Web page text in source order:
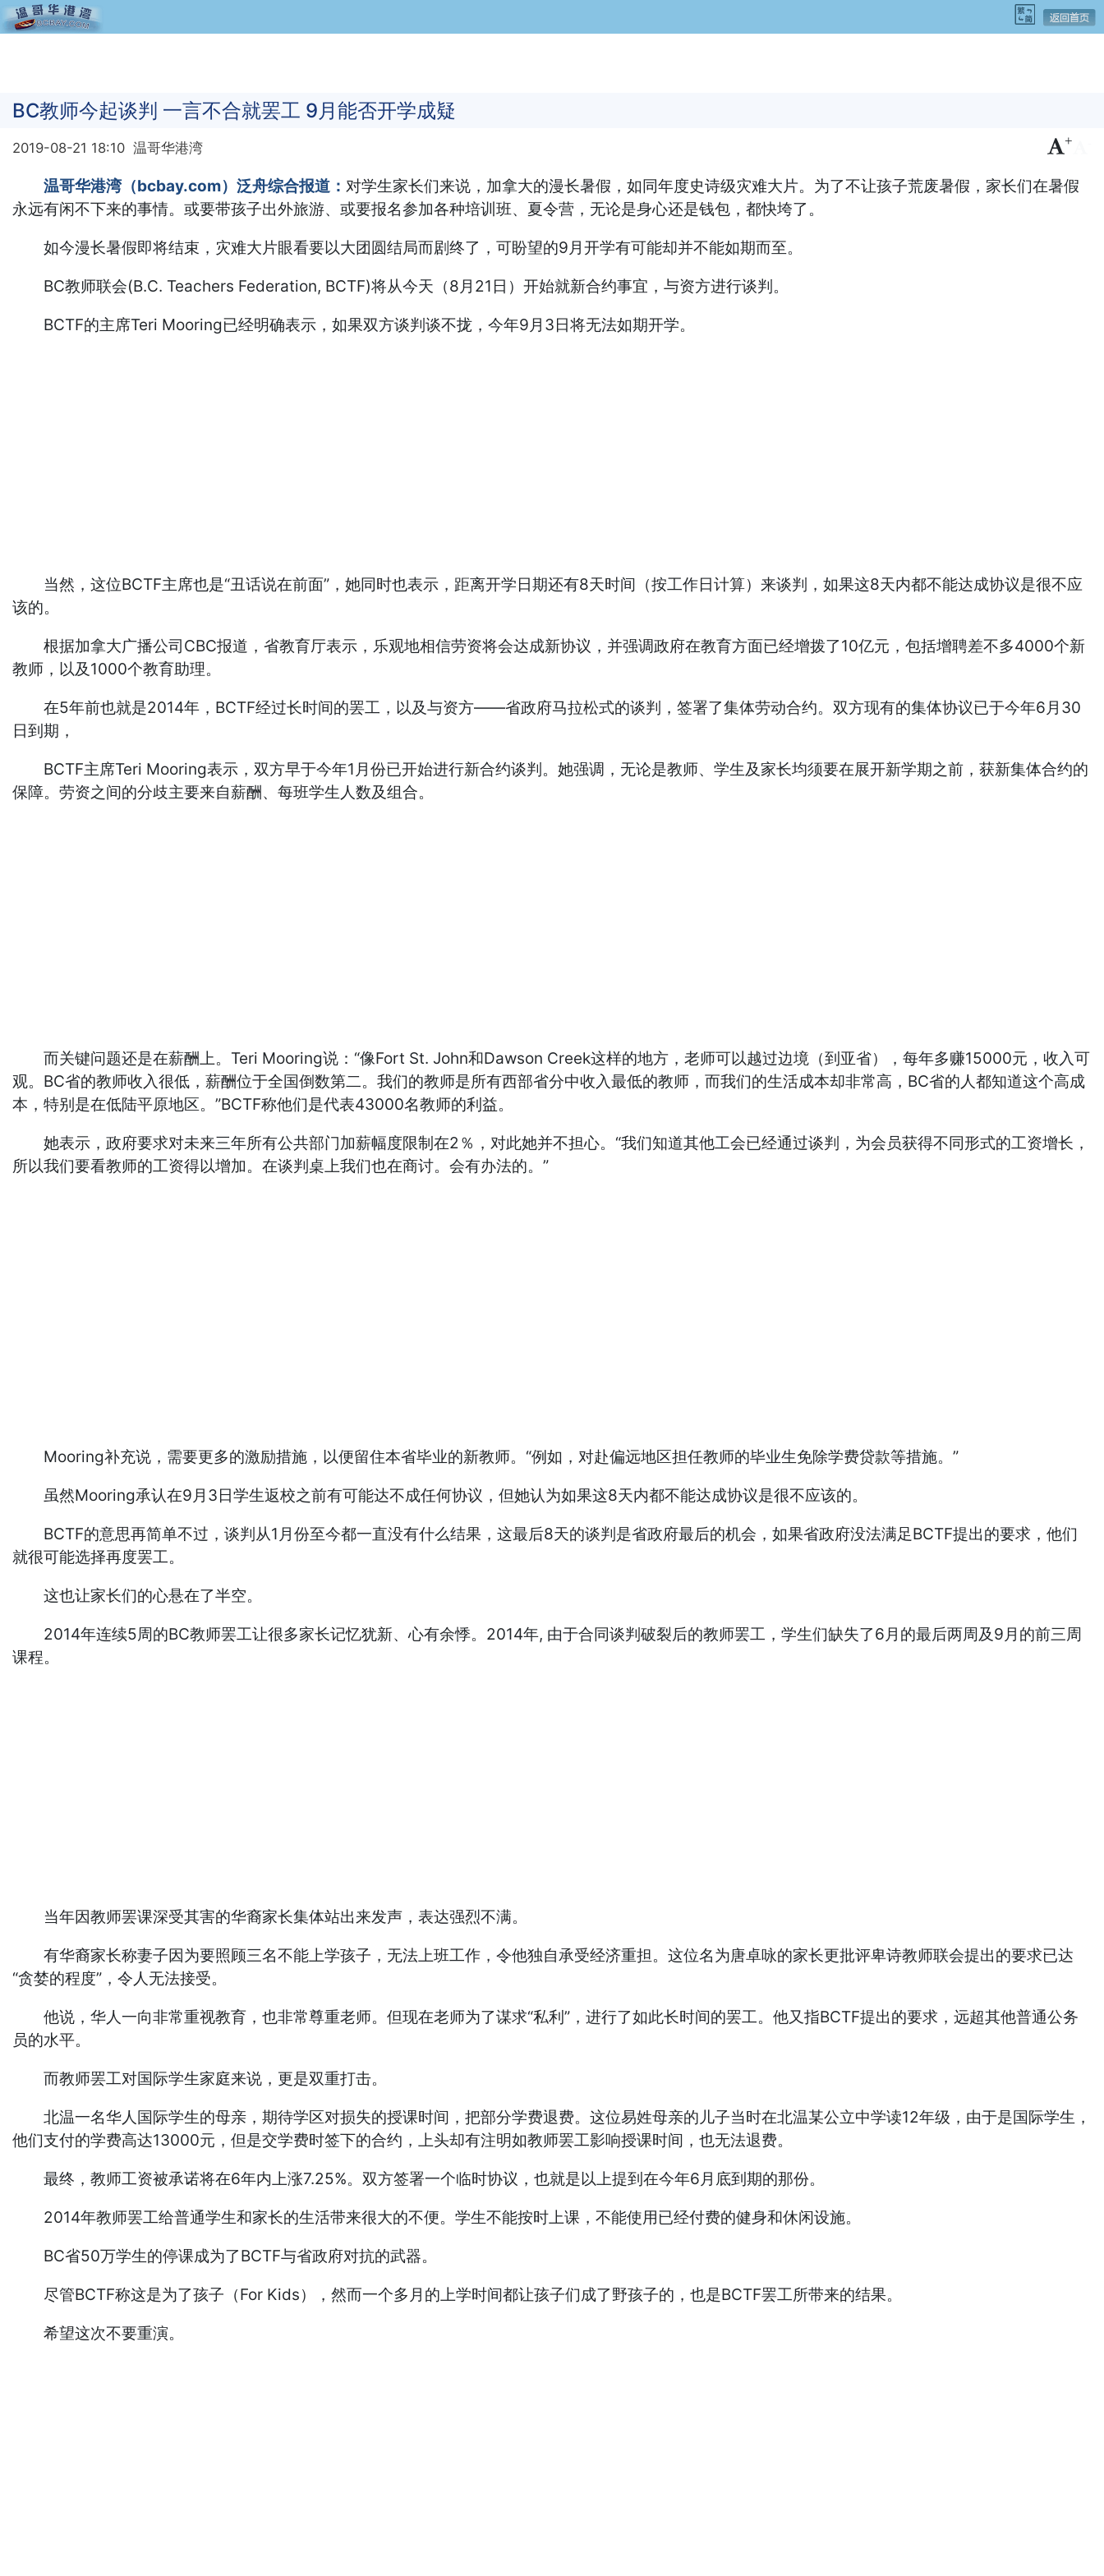
BC教师今起谈判 一言不合就罢工 9月能否开学成疑
2019-08-21 18:10 温哥华港湾 +
温哥华港湾（bcbay.com）泛舟综合报道：对学生家长们来说，加拿大的漫长暑假，如同年度史诗级灾难大片。为了不让孩子荒废暑假，家长们在暑假
永远有闲不下来的事情。或要带孩子出外旅游、或要报名参加各种培训班、夏令营，无论是身心还是钱包，都快垮了。
如今漫长暑假即将结束，灾难大片眼看要以大团圆结局而剧终了，可盼望的9月开学有可能却并不能如期而至。
BC教师联会(B.C. Teachers Federation, BCTF)将从今天（8月21日）开始就新合约事宜，与资方进行谈判。
BCTF的主席Teri Mooring已经明确表示，如果双方谈判谈不拢，今年9月3日将无法如期开学。
当然，这位BCTF主席也是“丑话说在前面”，她同时也表示，距离开学日期还有8天时间（按工作日计算）来谈判，如果这8天内都不能达成协议是很不应
该的。
根据加拿大广播公司CBC报道，省教育厅表示，乐观地相信劳资将会达成新协议，并强调政府在教育方面已经增拨了10亿元，包括增聘差不多4000个新
教师，以及1000个教育助理。
在5年前也就是2014年，BCTF经过长时间的罢工，以及与资方——省政府马拉松式的谈判，签署了集体劳动合约。双方现有的集体协议已于今年6月30
日到期，
BCTF主席Teri Mooring表示，双方早于今年1月份已开始进行新合约谈判。她强调，无论是教师、学生及家长均须要在展开新学期之前，获新集体合约的
保障。劳资之间的分歧主要来自薪酬、每班学生人数及组合。
而关键问题还是在薪酬上。Teri Mooring说：“像Fort St. John和Dawson Creek这样的地方，老师可以越过边境（到亚省），每年多赚15000元，收入可
观。BC省的教师收入很低，薪酬位于全国倒数第二。我们的教师是所有西部省分中收入最低的教师，而我们的生活成本却非常高，BC省的人都知道这个高成
本，特别是在低陆平原地区。”BCTF称他们是代表43000名教师的利益。
她表示，政府要求对未来三年所有公共部门加薪幅度限制在2％，对此她并不担心。“我们知道其他工会已经通过谈判，为会员获得不同形式的工资增长，
所以我们要看教师的工资得以增加。在谈判桌上我们也在商讨。会有办法的。”
Mooring补充说，需要更多的激励措施，以便留住本省毕业的新教师。“例如，对赴偏远地区担任教师的毕业生免除学费贷款等措施。”
虽然Mooring承认在9月3日学生返校之前有可能达不成任何协议，但她认为如果这8天内都不能达成协议是很不应该的。
BCTF的意思再简单不过，谈判从1月份至今都一直没有什么结果，这最后8天的谈判是省政府最后的机会，如果省政府没法满足BCTF提出的要求，他们
就很可能选择再度罢工。
这也让家长们的心悬在了半空。
2014年连续5周的BC教师罢工让很多家长记忆犹新、心有余悸。2014年, 由于合同谈判破裂后的教师罢工，学生们缺失了6月的最后两周及9月的前三周
课程。
当年因教师罢课深受其害的华裔家长集体站出来发声，表达强烈不满。
有华裔家长称妻子因为要照顾三名不能上学孩子，无法上班工作，令他独自承受经济重担。这位名为唐卓咏的家长更批评卑诗教师联会提出的要求已达
“贪婪的程度”，令人无法接受。
他说，华人一向非常重视教育，也非常尊重老师。但现在老师为了谋求“私利”，进行了如此长时间的罢工。他又指BCTF提出的要求，远超其他普通公务
员的水平。
而教师罢工对国际学生家庭来说，更是双重打击。
北温一名华人国际学生的母亲，期待学区对损失的授课时间，把部分学费退费。这位易姓母亲的儿子当时在北温某公立中学读12年级，由于是国际学生，
他们支付的学费高达13000元，但是交学费时签下的合约，上头却有注明如教师罢工影响授课时间，也无法退费。
最终，教师工资被承诺将在6年内上涨7.25%。双方签署一个临时协议，也就是以上提到在今年6月底到期的那份。
2014年教师罢工给普通学生和家长的生活带来很大的不便。学生不能按时上课，不能使用已经付费的健身和休闲设施。
BC省50万学生的停课成为了BCTF与省政府对抗的武器。
尽管BCTF称这是为了孩子（For Kids），然而一个多月的上学时间都让孩子们成了野孩子的，也是BCTF罢工所带来的结果。
希望这次不要重演。